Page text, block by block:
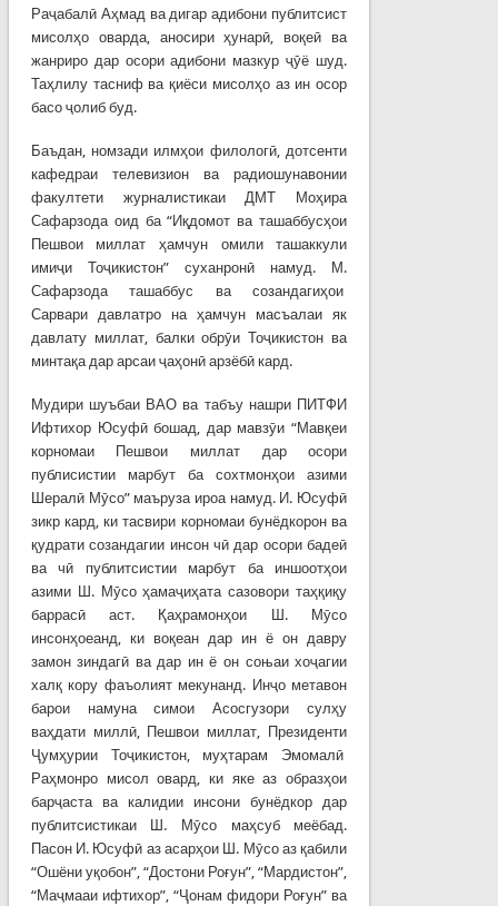
Раҷабалӣ Аҳмад ва дигар адибони публитсист
мисолҳо оварда, аносири ҳунарӣ, воқеӣ ва
жанриро дар осори адибони мазкур ҷӯё шуд.
Таҳлилу тасниф ва қиёси мисолҳо аз ин осор
басо ҷолиб буд.
Баъдан, номзади илмҳои филологӣ, дотсенти
кафедраи телевизион ва радиошунавонии
факултети журналистикаи ДМТ Моҳира
Сафарзода оид ба “Иқдомот ва ташаббусҳои
Пешвои миллат ҳамчун омили ташаккули
имиҷи Тоҷикистон” суханронӣ намуд. М.
Сафарзода ташаббус ва созандагиҳои
Сарвари давлатро на ҳамчун масъалаи як
давлату миллат, балки обрӯи Тоҷикистон ва
минтақа дар арсаи ҷаҳонӣ арзёбӣ кард.
Мудири шуъбаи ВАО ва табъу нашри ПИТФИ
Ифтихор Юсуфӣ бошад, дар мавзӯи “Мавқеи
корномаи Пешвои миллат дар осори
публисистии марбут ба сохтмонҳои азими
Шералӣ Мӯсо” маъруза ироа намуд. И. Юсуфӣ
зикр кард, ки тасвири корномаи бунёдкорон ва
қудрати созандагии инсон чӣ дар осори бадеӣ
ва чӣ публитсистии марбут ба иншоотҳои
азими Ш. Мӯсо ҳамаҷиҳата сазовори таҳқиқу
баррасӣ аст. Қаҳрамонҳои Ш. Мӯсо
инсонҳоеанд, ки воқеан дар ин ё он давру
замон зиндагӣ ва дар ин ё он соњаи хоҷагии
халқ кору фаъолият мекунанд. Инҷо метавон
барои намуна симои Асосгузори сулҳу
ваҳдати миллӣ, Пешвои миллат, Президенти
Ҷумҳурии Тоҷикистон, муҳтарам Эмомалӣ
Раҳмонро мисол овард, ки яке аз образҳои
барҷаста ва калидии инсони бунёдкор дар
публитсистикаи Ш. Мӯсо маҳсуб меёбад.
Пасон И. Юсуфӣ аз асарҳои Ш. Мӯсо аз қабили
“Ошёни уқобон”, “Достони Роғун”, “Мардистон”,
“Маҷмааи ифтихор”, “Ҷонам фидори Роғун” ва